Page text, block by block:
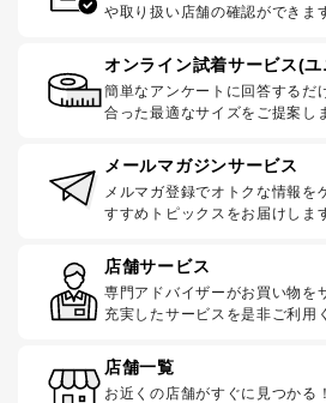
や取り扱い店舗の確認ができま
オンライン試着サービス(
簡単なアンケートに回答するだ
合った最適なサイズをご提案し
メールマガジンサービス
メルマガ登録でオトクな情報を
すすめトピックスをお届けしま
店舗サービス
専門アドバイザーがお買い物を
充実したサービスを是非ご利用
店舗一覧
お近くの店舗がすぐに見つかる！